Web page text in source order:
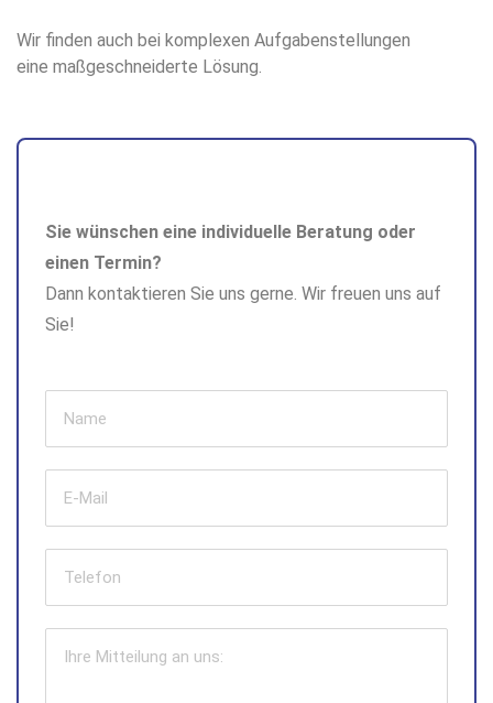
Wir finden auch bei komplexen Aufgabenstellungen
eine maßgeschneiderte Lösung.
Sie wünschen eine individuelle Beratung oder
einen Termin?
Dann kontaktieren Sie uns gerne. Wir freuen uns auf
Sie!